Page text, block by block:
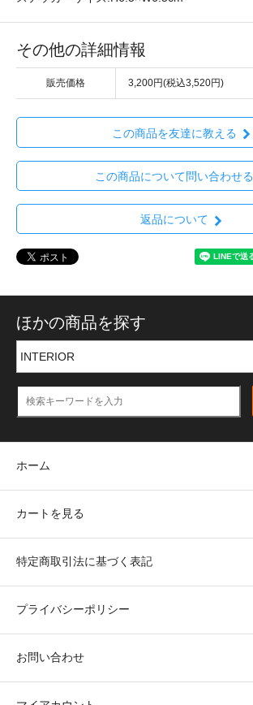
その他の詳細情報
販売価格 3,200円(税込3,520円)
この商品を友達に教える
この商品について問い合わせる
返品について
ほかの商品を探す
ホーム
カートを見る
特定商取引法に基づく表記
プライバシーポリシー
お問い合わせ